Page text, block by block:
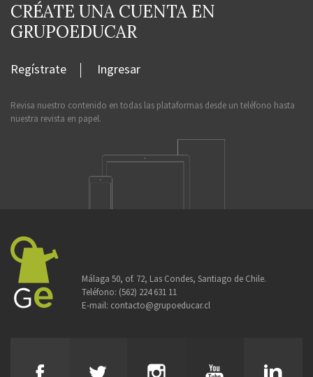
CRÉATE UNA CUENTA EN
GRUPOEDUCAR
Regístrate Ingresar
Revisa nuestro contenido en todas las plataformas desde un teléfono hasta
nuestra revista en papel.
Málaga 50, of. 72, Las Condes, Santiago de Chile.
Teléfono: (562) 224 631 11
E-mail: contacto@grupoeducar.cl